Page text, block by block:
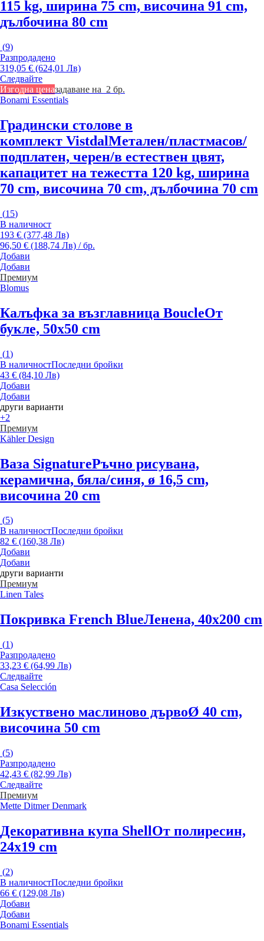
115 kg, ширина 75 cm, височина 91 cm,
дълбочина 80 cm
(9)
Разпродадено
319,05 € (624,01 Лв)
Следвайте
Изгодна ценазадаване на 2 бр.
Bonami Essentials
Градински столове в
комплект VistdalМетален/пластмасов/
подплатен, черен/в естествен цвят,
капацитет на тежестта 120 kg, ширина
70 cm, височина 70 cm, дълбочина 70 cm
(15)
В наличност
193 € (377,48 Лв)
96,50 € (188,74 Лв) / бр.
Добави
Добави
Премиум
Blomus
Калъфка за възглавница BoucleОт
букле, 50x50 cm
(1)
В наличностПоследни бройки
43 € (84,10 Лв)
Добави
Добави
други варианти
+2
Премиум
Kähler Design
Ваза SignatureРъчно рисувана,
керамична, бяла/синя, ø 16,5 cm,
височина 20 cm
(5)
В наличностПоследни бройки
82 € (160,38 Лв)
Добави
Добави
други варианти
Премиум
Linen Tales
Покривка French BlueЛенена, 40x200 cm
(1)
Разпродадено
33,23 € (64,99 Лв)
Следвайте
Casa Selección
Изкуствено маслиново дървоØ 40 cm,
височина 50 cm
(5)
Разпродадено
42,43 € (82,99 Лв)
Следвайте
Премиум
Mette Ditmer Denmark
Декоративна купа ShellОт полиресин,
24x19 cm
(2)
В наличностПоследни бройки
66 € (129,08 Лв)
Добави
Добави
Bonami Essentials